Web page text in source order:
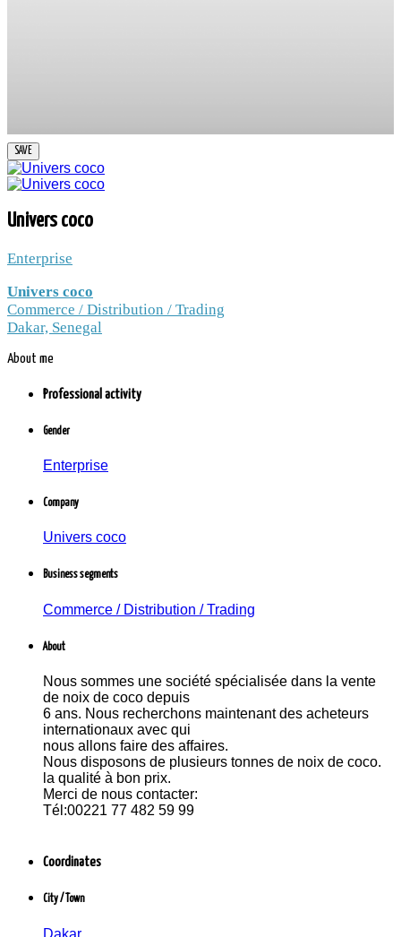
UNIVERS COCO
2.2 thousands peoples and companies
vente de noix de coco depuis 6 ans. Nous
recherchons maintenant des acheteurs
internationaux avec qui nous allons faire des
affaires.
coco. la qualité à bon prix.
Tél:00221 77 482 59 99
Univers coco
Enterprise
Univers coco
Commerce / Distribution / Trading
Dakar, Senegal
About me
Professional activity
Gender
Enterprise
Company
Univers coco
Business segments
Commerce / Distribution / Trading
About
Nous sommes une société spécialisée dans la vente
de noix de coco depuis
6 ans. Nous recherchons maintenant des acheteurs
internationaux avec qui
nous allons faire des affaires.
Nous disposons de plusieurs tonnes de noix de coco.
la qualité à bon prix.
Merci de nous contacter:
Tél:00221 77 482 59 99
Coordinates
City / Town
Dakar